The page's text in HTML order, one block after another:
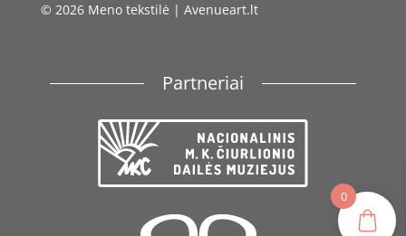
© 2026 Meno tekstilė | Avenueart.lt
Partneriai
0